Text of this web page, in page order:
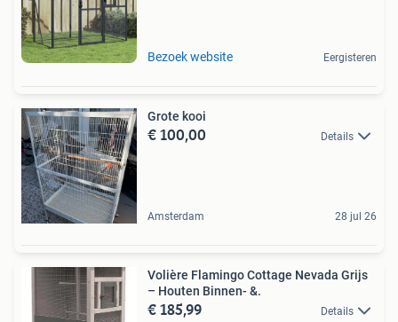
Bezoek website Eergisteren
Grote kooi
€ 100,00 Details
Amsterdam 28 jul 26
Volière Flamingo Cottage Nevada Grijs
– Houten Binnen- &.
€ 185,99 Details